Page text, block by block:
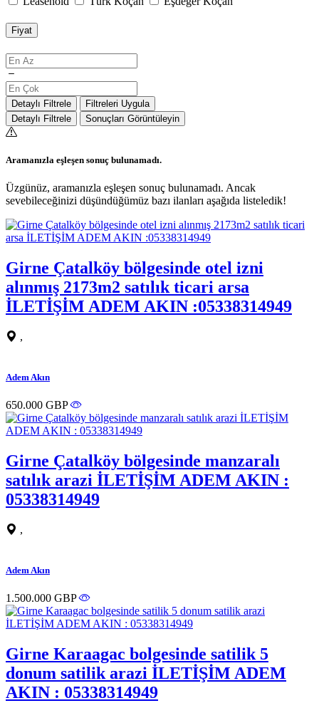
Fiyat
Detaylı Filtrele
Filtreleri Uygula
Detaylı Filtrele
Sonuçları Görüntüleyin
Aramanızla eşleşen sonuç bulunamadı.
Üzgünüz, aramanızla eşleşen sonuç bulunamadı. Ancak
sevebileceğinizi düşündüğümüz bazı ilanları aşağıda listeledik!
Girne Çatalköy bölgesinde otel izni
alınmış 2173m2 satılık ticari arsa
İLETİŞİM ADEM AKIN :05338314949
,
Adem Akın
650.000 GBP
Girne Çatalköy bölgesinde manzaralı
satılık arazi İLETİŞİM ADEM AKIN :
05338314949
,
Adem Akın
1.500.000 GBP
Girne Karaagac bolgesinde satilik 5
donum satilik arazi İLETİŞİM ADEM
AKIN : 05338314949